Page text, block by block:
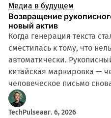
Медиа в будущем
Возвращение
новый актив
Когда генерация текста
сместилась к тому, что
автоматически.
китайская маркировка —
человеческое письмо
TechPulseавг. 6, 2026